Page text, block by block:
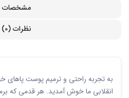
مشخصات
نظرات (0)
به تجربه راحتی و ترمیم پوست پاهای
انقلابی ما خوش آمدید. هر قدمی که